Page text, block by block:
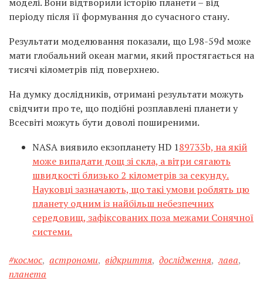
періоду після її формування до сучасного стану.
Результати моделювання показали, що L98-59d може
мати глобальний океан магми, який простягається на
тисячі кілометрів під поверхнею.
На думку дослідників, отримані результати можуть
свідчити про те, що подібні розплавлені планети у
Всесвіті можуть бути доволі поширеними.
NASA виявило екзопланету HD 189733b, на якій
може випадати дощ зі скла, а вітри сягають
швидкості близько 2 кілометрів за секунду.
Науковці зазначають, що такі умови роблять цю
планету одним із найбільш небезпечних
середовищ, зафіксованих поза межами Сонячної
системи.
#космос, астрономи, відкриття, дослідження, лава,
планета